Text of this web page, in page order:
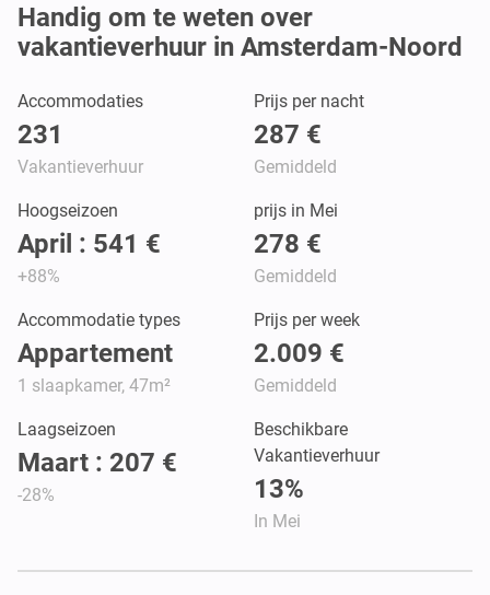
Handig om te weten over
vakantieverhuur in Amsterdam-Noord
Accommodaties
231
Vakantieverhuur
Prijs per nacht
287 €
Gemiddeld
Hoogseizoen
April : 541 €
+88%
prijs in Mei
278 €
Gemiddeld
Accommodatie types
Appartement
1 slaapkamer, 47m²
Prijs per week
2.009 €
Gemiddeld
Laagseizoen
Maart : 207 €
-28%
Beschikbare
Vakantieverhuur
13%
In Mei